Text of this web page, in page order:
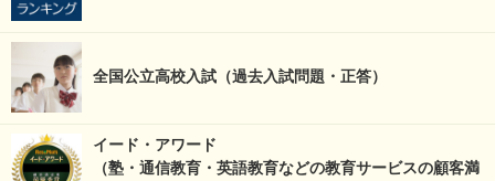
全国公立高校入試（過去入試問題・正答）
イード・アワード
（塾・通信教育・英語教育などの教育サービスの顧客満